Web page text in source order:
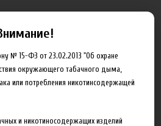
№ 15-ФЗ от 23.02.2013 "Об охране
окружающего табачного дыма,
или потребления никотинсодержащей
и никотиносодержащих изделий